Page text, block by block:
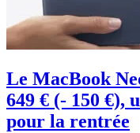
Le MacBook
649 € (- 150 €),
pour la rentrée